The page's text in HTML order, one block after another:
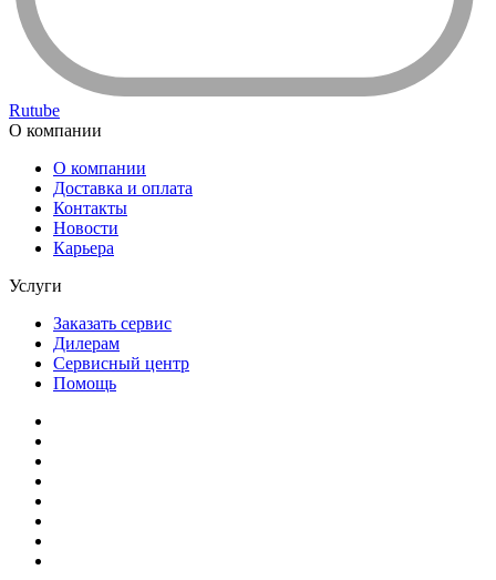
Rutube
О компании
О компании
Доставка и оплата
Контакты
Новости
Карьера
Услуги
Заказать сервис
Дилерам
Сервисный центр
Помощь